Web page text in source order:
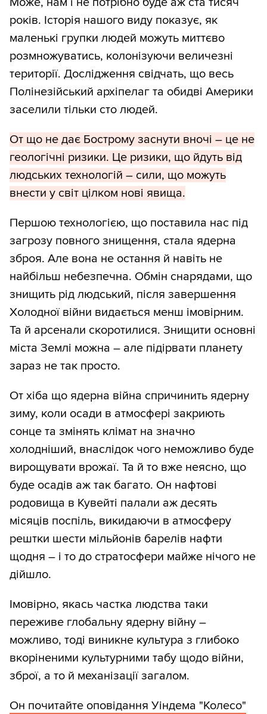
років. Історія нашого виду показує, як
маленькі групки людей можуть миттєво
розмножуватись, колонізуючи величезні
території. Дослідження свідчать, що весь
Полінезійський архіпелаг та обидві Америки
заселили тільки сто людей.
От що не дає Бострому заснути вночі – це не
геологічні ризики. Це ризики, що йдуть від
людських технологій – сили, що можуть
внести у світ цілком нові явища.
Першою технологією, що поставила нас під
загрозу повного знищення, стала ядерна
зброя. Але вона не остання й навіть не
найбільш небезпечна. Обмін снарядами, що
знищить рід людський, після завершення
Холодної війни видається менш імовірним.
Та й арсенали скоротилися. Знищити основні
міста Землі можна – але підірвати планету
зараз не так просто.
От хіба що ядерна війна спричинить ядерну
зиму, коли осади в атмосфері закриють
сонце та змінять клімат на значно
холодніший, внаслідок чого неможливо буде
вирощувати врожаї. Та й то вже неясно, що
буде осадів аж так багато. Он нафтові
родовища в Кувейті палали аж десять
місяців поспіль, викидаючи в атмосферу
рештки шести мільйонів барелів нафти
щодня – і то до стратосфери майже нічого не
дійшло.
Імовірно, якась частка людства таки
переживе глобальну ядерну війну –
можливо, тоді виникне культура з глибоко
вкоріненими культурними табу щодо війни,
зброї, а то й механізації загалом.
Он почитайте оповідання Уіндема "Колесо"